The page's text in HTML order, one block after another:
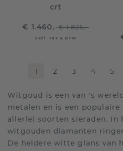
crt
€ 1.460,-€ 1.825,-
Excl. Tax & BTW
1 2 3 4 5
Witgoud is een van 's
metalen en is een populaire
allerlei soorten sieraden. In
witgouden diamanten
De heldere witte glans van